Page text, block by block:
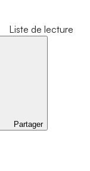
Liste de lecture
Partager